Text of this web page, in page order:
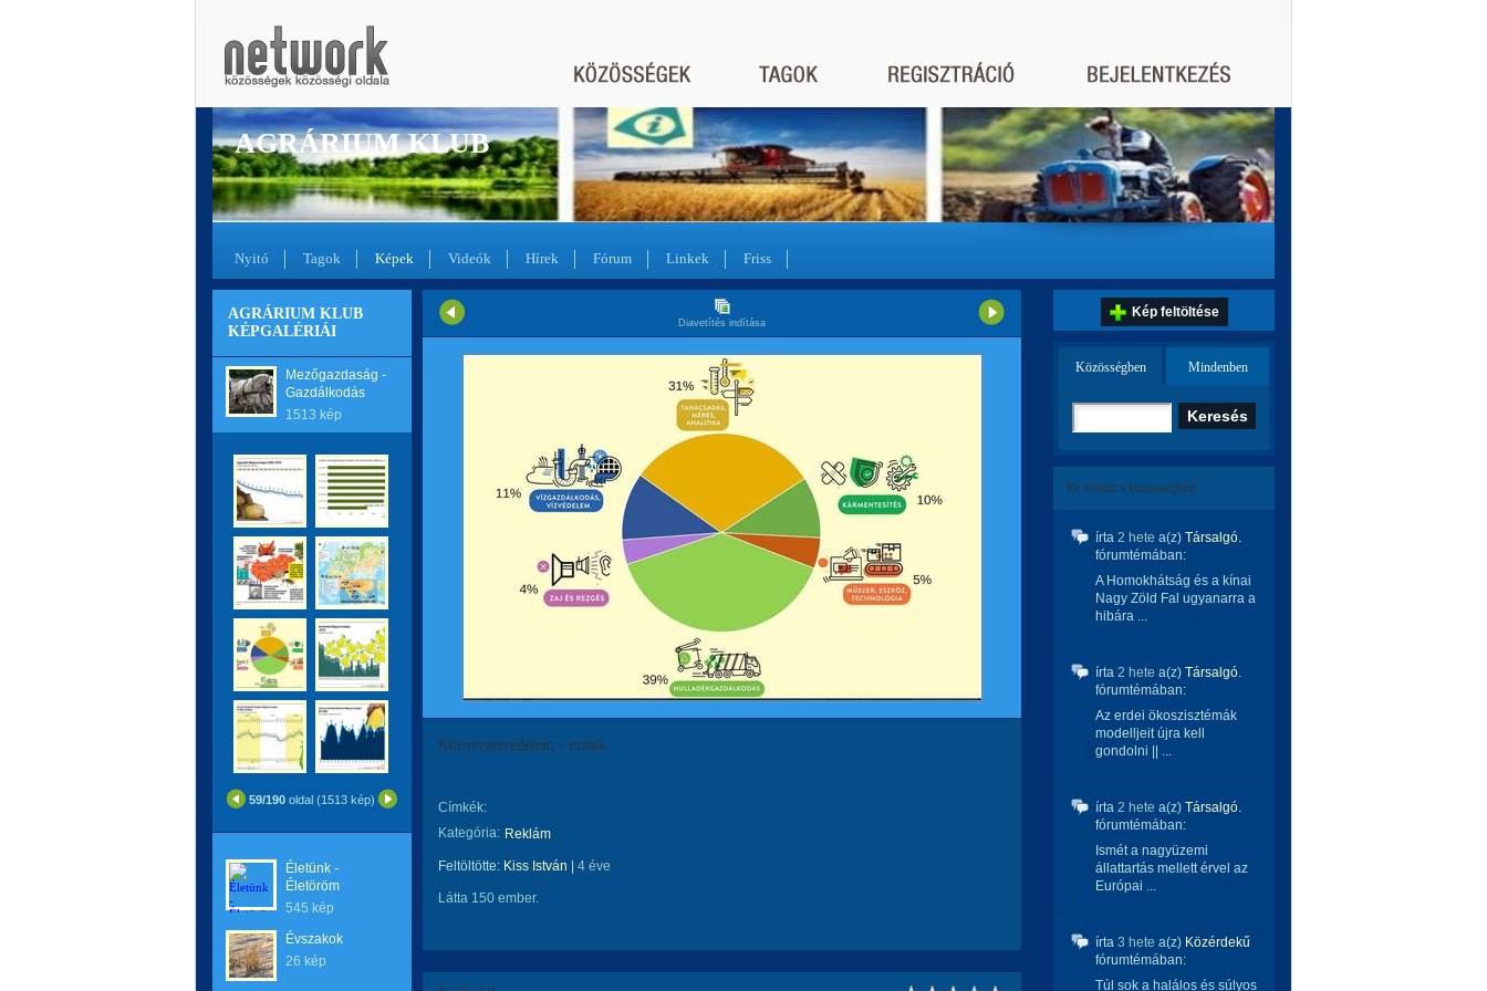
AGRÁRIUM KLUB
Nyitó Tagok Képek Videók Hírek Fórum Linkek Friss
AGRÁRIUM KLUB
KÉPGALÉRIÁI
Mezőgazdaság -
Gazdálkodás
1513 kép
59/190 oldal (1513 kép)
Életünk -
Életöröm
545 kép
Évszakok
26 kép
Diavetítés indítása
Környezetvédelem - matek
Címkék:
Kategória: Reklám
Feltöltötte: Kiss István 4 éve
Látta 150 ember.
Kép feltöltése
Közösségben Mindenben
Ez történt a közösségben:
írta 2 hete a(z) Társalgó.
fórumtémában:
A Homokhátság és a kínai
Nagy Zöld Fal ugyanarra a
hibára ...
írta 2 hete a(z) Társalgó.
fórumtémában:
Az erdei ökoszisztémák
modelljeit újra kell
gondolni || ...
írta 2 hete a(z) Társalgó.
fórumtémában:
Ismét a nagyüzemi
állattartás mellett érvel az
Európai ...
írta 3 hete a(z) Közérdekű
fórumtémában:
Túl sok a halálos és súlyos